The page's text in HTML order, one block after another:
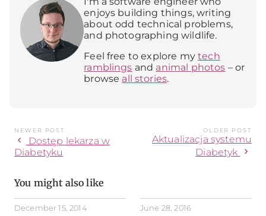
enjoys building things, writing
about odd technical problems,
and photographing wildlife.
Feel free to explore mytech
ramblings and animal photos – or
browse all stories.
NEWER POST
chevron_left
Dostęp lekarza w
Diabetyku
OLDER POST
Aktualizacja systemu
Diabetyk
chevron_right
You might also like
December 15, 2014 June 28, 2016